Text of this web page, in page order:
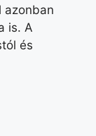
azonban
is. A
és